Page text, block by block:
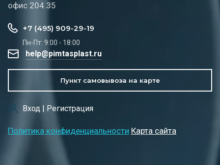
офис 204.35
+7 (495) 909-29-19
Пн-Пт: 9:00 - 18:00
help@pimtasplast.ru
Пункт самовывоза на карте
Вход | Регистрация
Политика конфиденциальности Карта сайта